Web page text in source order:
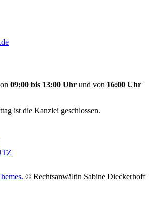
09:00 bis 13:00 Uhr und von 16:00 Uhr
ist die Kanzlei geschlossen.
© Rechtsanwältin Sabine Dieckerhoff